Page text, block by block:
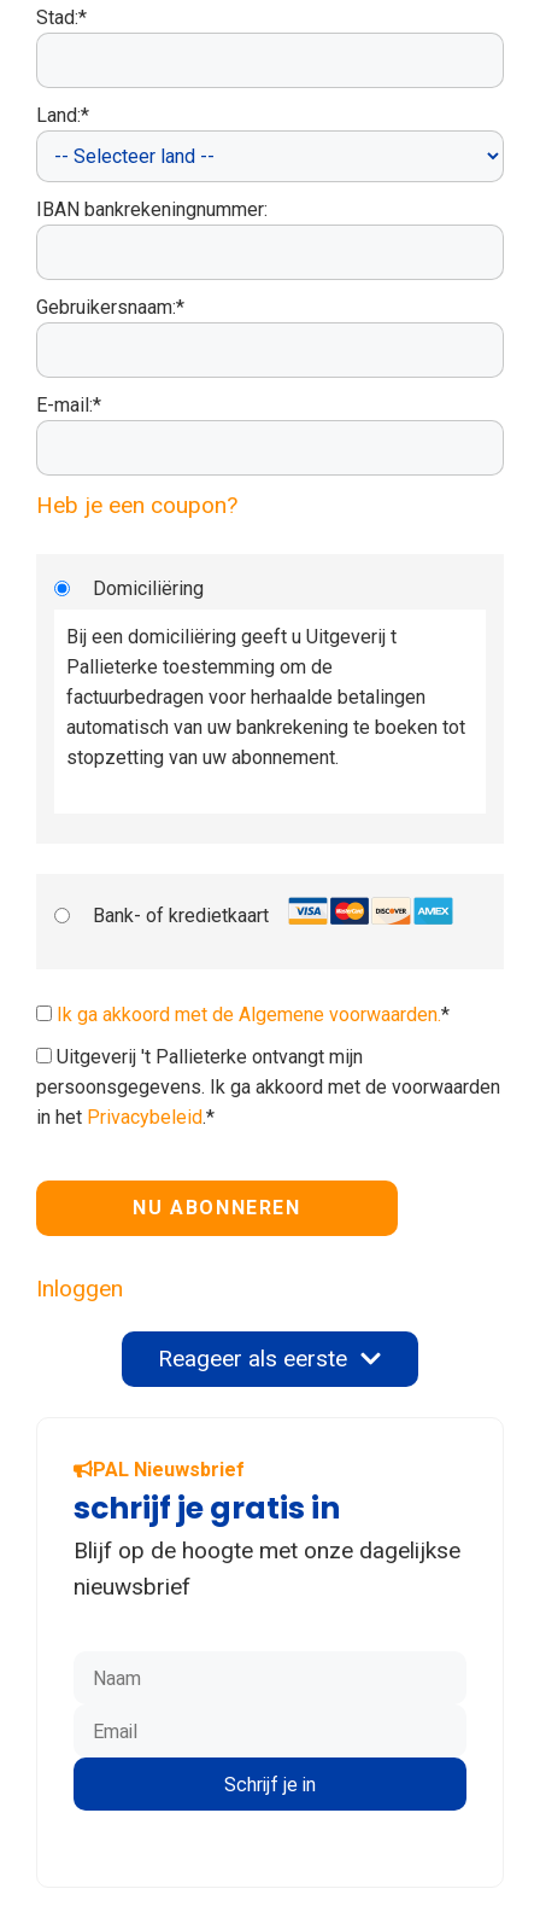
Stad:*
Land:*
IBAN bankrekeningnummer:
Gebruikersnaam:*
E-mail:*
Heb je een coupon?
Domiciliëring
Bij een domiciliëring geeft u Uitgeverij t
Pallieterke toestemming om de
factuurbedragen voor herhaalde betalingen
automatisch van uw bankrekening te boeken tot
stopzetting van uw abonnement.
Bank- of kredietkaart
Ik ga akkoord met de Algemene voorwaarden.*
Uitgeverij 't Pallieterke ontvangt mijn
persoonsgegevens. Ik ga akkoord met de voorwaarden
in het Privacybeleid.*
Geen waarde
Inloggen
Reageer als eerste
PAL Nieuwsbrief
schrijf je gratis in
Blijf op de hoogte met onze dagelijkse
nieuwsbrief